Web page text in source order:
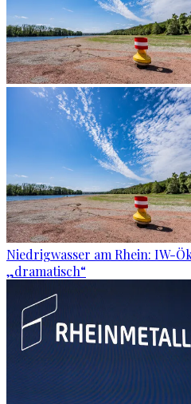
Niedrigwasser am Rhein: IW-
„dramatisch“